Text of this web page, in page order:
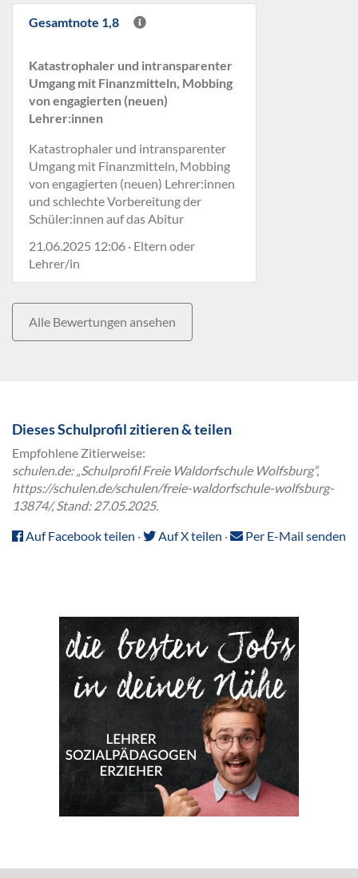
Gesamtnote 1,8
Katastrophaler und intransparenter
Umgang mit Finanzmitteln, Mobbing
von engagierten (neuen)
Lehrer:innen
Katastrophaler und intransparenter
Umgang mit Finanzmitteln, Mobbing
von engagierten (neuen) Lehrer:innen
und schlechte Vorbereitung der
Schüler:innen auf das Abitur
21.06.2025 12:06 · Eltern oder
Lehrer/in
Alle Bewertungen ansehen
Dieses Schulprofil zitieren & teilen
Empfohlene Zitierweise:
schulen.de: „Schulprofil Freie Waldorfschule Wolfsburg“,
https://schulen.de/schulen/freie-waldorfschule-wolfsburg-
13874/, Stand: 27.05.2025.
Auf Facebook teilen · Auf X teilen · Per E-Mail senden